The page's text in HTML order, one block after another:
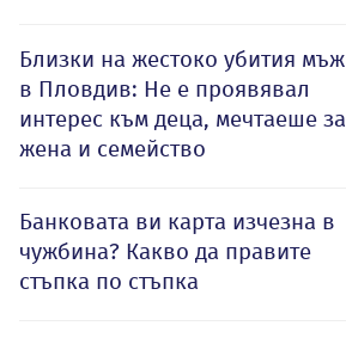
Близки на жестоко убития мъж
в Пловдив: Не е проявявал
интерес към деца, мечтаеше за
жена и семейство
Банковата ви карта изчезна в
чужбина? Какво да правите
стъпка по стъпка